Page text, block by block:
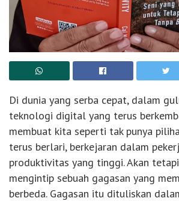
Di dunia yang serba cepat, dalam
teknologi digital yang terus
membuat kita seperti tak punya
terus berlari, berkejaran dalam
produktivitas yang tinggi. Akan
mengintip sebuah gagasan yang
berbeda. Gagasan itu dituliskan